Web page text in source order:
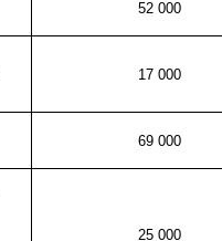
52 000
17 000
69 000
25 000